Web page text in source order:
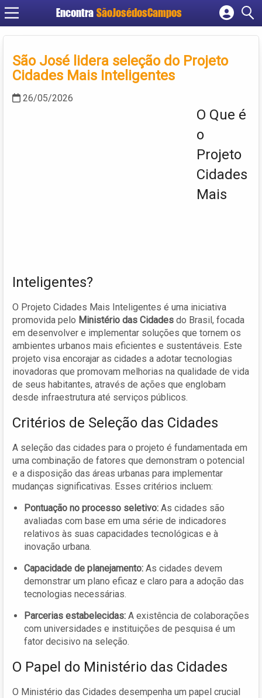
Encontra SãoJosédosCampos
Cadastrar empresa
Criar conta
São José lidera seleção do Projeto
Cidades Mais Inteligentes
26/05/2026
O Que é
o
Projeto
Cidades
Mais
Inteligentes?
O Projeto Cidades Mais Inteligentes é uma iniciativa
promovida pelo Ministério das Cidades do Brasil, focada
em desenvolver e implementar soluções que tornem os
ambientes urbanos mais eficientes e sustentáveis. Este
projeto visa encorajar as cidades a adotar tecnologias
inovadoras que promovam melhorias na qualidade de vida
de seus habitantes, através de ações que englobam
desde infraestrutura até serviços públicos.
Critérios de Seleção das Cidades
A seleção das cidades para o projeto é fundamentada em
uma combinação de fatores que demonstram o potencial
e a disposição das áreas urbanas para implementar
mudanças significativas. Esses critérios incluem:
Pontuação no processo seletivo: As cidades são
avaliadas com base em uma série de indicadores
relativos às suas capacidades tecnológicas e à
inovação urbana.
Capacidade de planejamento: As cidades devem
demonstrar um plano eficaz e claro para a adoção das
tecnologias necessárias.
Parcerias estabelecidas: A existência de colaborações
com universidades e instituições de pesquisa é um
fator decisivo na seleção.
O Papel do Ministério das Cidades
O Ministério das Cidades desempenha um papel crucial